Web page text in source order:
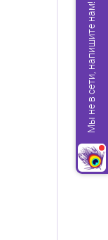
Мы не в сети, напишите нам!